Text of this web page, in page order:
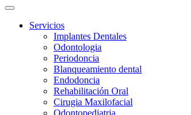
Servicios
Implantes Dentales
Odontologia
Periodoncia
Blanqueamiento dental
Endodoncia
Rehabilitación Oral
Cirugia Maxilofacial
Odontopediatria